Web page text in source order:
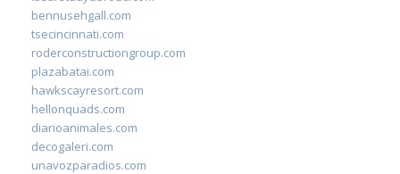
bennusehgall.com
tsecincinnati.com
roderconstructiongroup.com
plazabatai.com
hawkscayresort.com
hellonquads.com
diarioanimales.com
decogaleri.com
unavozparadios.com